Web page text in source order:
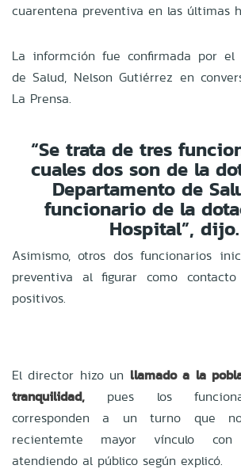
cuarentena preventiva en las últimas
La informción fue confirmada por el
de Salud, Nelson Gutiérrez en
La Prensa.
“Se trata de tres
cuales dos son de la
Departamento de
funcionario de la
Hospital”, dijo.
Asimismo, otros dos funcionarios
preventiva al figurar como
positivos.
El director hizo un llamado a la
tranquilidad, pues los
corresponden a un turno que
recientemte mayor vínculo
atendiendo al público según explicó.